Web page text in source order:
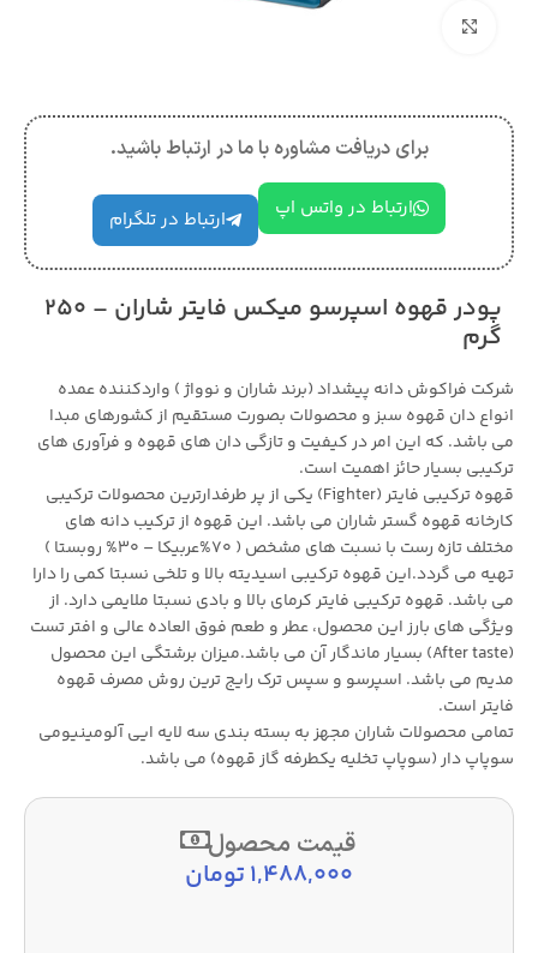
برای دریافت مشاوره با ما در ارتباط باشید.
ارتباط در واتس اپ ارتباط در تلگرام
پودر قهوه اسپرسو میکس فایتر شاران – 250
گرم
شرکت فراکوش دانه پیشداد (برند شاران و نوواژ ) واردکننده عمده
انواع دان قهوه سبز و محصولات بصورت مستقیم از کشورهای مبدا
می باشد. که این امر در کیفیت و تازگی دان های قهوه و فرآوری های
ترکیبی بسیار حائز اهمیت است.
قهوه ترکیبی فایتر (Fighter) یکی از پر طرفدارترین محصولات ترکیبی
کارخانه قهوه گستر شاران می باشد. این قهوه از ترکیب دانه های
مختلف تازه رست با نسبت های مشخص ( 70%عربیکا – 30% روبستا )
تهیه می گردد.این قهوه ترکیبی اسیدیته بالا و تلخی نسبتا کمی را دارا
می باشد. قهوه ترکیبی فایتر کرمای بالا و بادی نسبتا ملایمی دارد. از
ویژگی های بارز این محصول، عطر و طعم فوق العاده عالی و افتر تست
(After taste) بسیار ماندگار آن می باشد.میزان برشتگی این محصول
مدیم می باشد. اسپرسو و سپس ترک رایج ترین روش مصرف قهوه
فایتر است.
تمامی محصولات شاران مجهز به بسته بندی سه لایه ایی آلومینیومی
سوپاپ دار (سوپاپ تخلیه یکطرفه گاز قهوه) می باشد.
قیمت محصول
1,488,000تومان